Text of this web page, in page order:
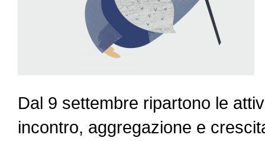
Dal 9 settembre ripartono le
incontro, aggregazione e